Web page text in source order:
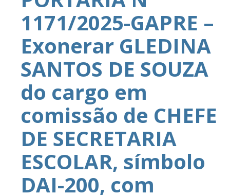
1171/2025-GAPRE –
Exonerar GLEDINA
SANTOS DE SOUZA
do cargo em
comissão de CHEFE
DE SECRETARIA
ESCOLAR, símbolo
DAI-200, com